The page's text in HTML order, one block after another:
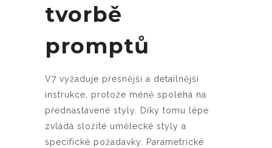
tvorbě
promptů
V7 vyžaduje přesnější a detailnější
instrukce, protože méně spoléhá na
přednastavené styly. Díky tomu lépe
zvládá složité umělecké styly a
specifické požadavky. Parametrické